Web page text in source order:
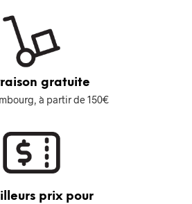
gratuite
à partir de 150€
prix pour